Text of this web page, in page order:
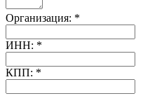
Организация: *
ИНН: *
КПП: *